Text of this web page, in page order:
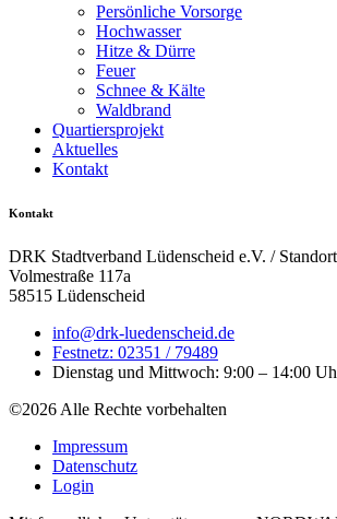
Persönliche Vorsorge
Hochwasser
Hitze & Dürre
Feuer
Schnee & Kälte
Waldbrand
Quartiersprojekt
Aktuelles
Kontakt
Kontakt
DRK Stadtverband Lüdenscheid e.V. /
Volmestraße 117a
58515 Lüdenscheid
info@drk-luedenscheid.de
Festnetz: 02351 / 79489
Dienstag und Mittwoch: 9:00 – 14:00
©2026 Alle Rechte vorbehalten
Impressum
Datenschutz
Login